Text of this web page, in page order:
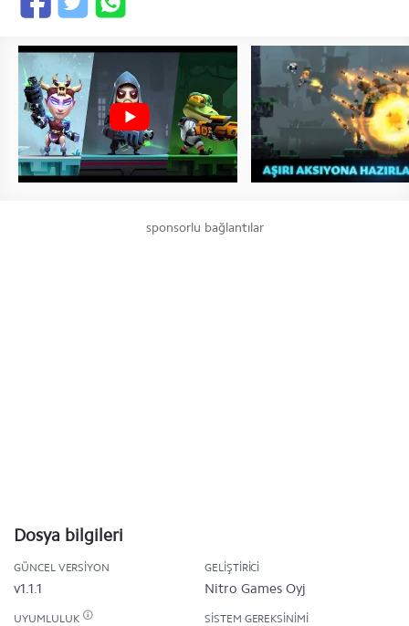
sponsorlu bağlantılar
Dosya bilgileri
GÜNCEL VERSIYON
v1.1.1
GELIŞTIRICI
Nitro Games Oyj
UYUMLULUK SISTEM GEREKSINIMI